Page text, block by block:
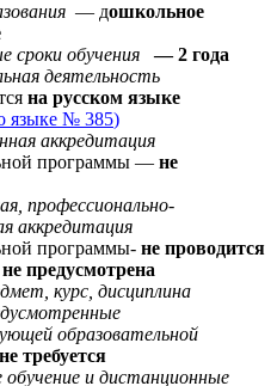
— дошкольное
сроки обучения
— 2 года
деятельность
на русском языке
языке № 385)
аккредитация
программы — не
профессионально-
аккредитация
программы- не проводится
не предусмотрена
курс, дисциплина
образовательной
не требуется
обучение и дистанционные